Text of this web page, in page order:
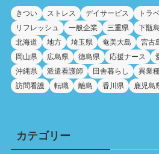
きつい ストレス デイサービス トラ
リフレッシュ
一般企業 三重県 下甑島
北海道
地方 埼玉県 奄美大島 宮古
岡山県
広島県 徳島県 応援ナース
沖縄県
派遣看護師 田舎暮らし 異業
訪問看護
転職 離島 香川県 鹿児島
カテゴリー